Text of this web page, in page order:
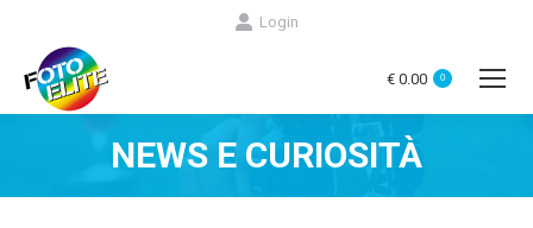
Login
€ 0.00 0
NEWS E CURIOSITÀ
You are here: